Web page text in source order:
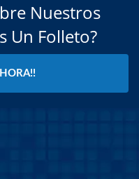
Nuestros
Un Folleto?